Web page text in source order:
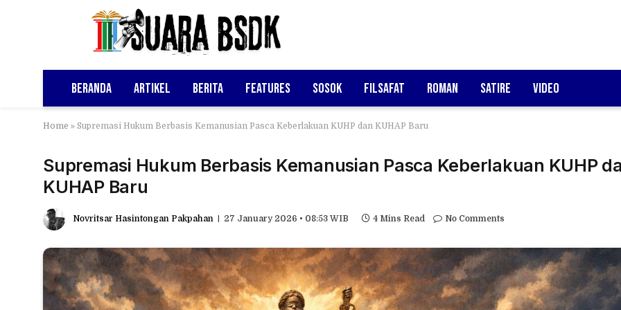
Beranda Artikel Berita Features Sosok Filsafat Roman Satire Video
Home » Supremasi Hukum Berbasis Kemanusian Pasca Keberlakuan KUHP dan KUHAP Baru
Supremasi Hukum Berbasis Kemanusian Pasca Keberlakuan KUHP
KUHAP Baru
Novritsar Hasintongan Pakpahan 27 January 2026 • 08:53 WIB 4 Mins Read No Comments